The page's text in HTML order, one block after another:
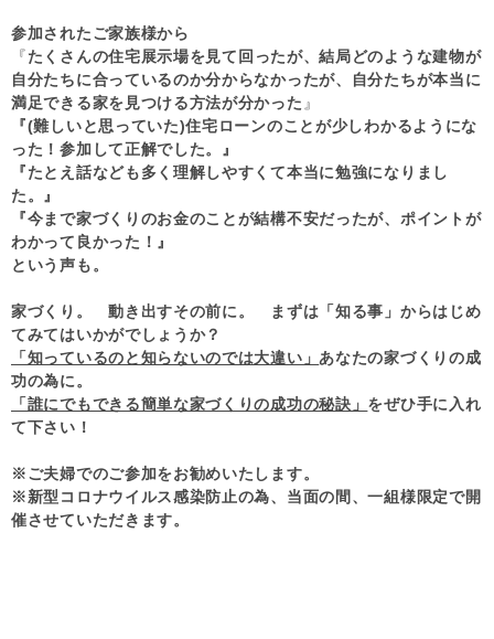
参加されたご家族様から
『たくさんの住宅展示場を見て回ったが、結局どのような建物が
自分たちに合っているのか分からなかったが、自分たちが本当に
満足できる家を見つける方法が分かった 』
『(難しいと思っていた)住宅ローンのことが少しわかるようにな
った！参加して正解でした。』
『たとえ話なども多く理解しやすくて本当に勉強になりまし
た。』
『今まで家づくりのお金のことが結構不安だったが、ポイントが
わかって良かった！』
という声も。
家づくり。 動き出すその前に。 まずは「知る事」からはじめ
てみてはいかがでしょうか？
「知っているのと知らないのでは大違い」 あなたの家づくりの成
功の為に。
「誰にでもできる簡単な家づくりの成功の秘訣」 をぜひ手に入れ
て下さい！
※ご夫婦でのご参加をお勧めいたします。
※新型コロナウイルス感染防止の為、当面の間、一組様限定で開
催させていただきます。